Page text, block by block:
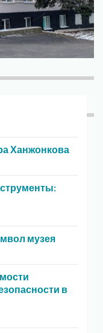
Ханжонкова
музея
в